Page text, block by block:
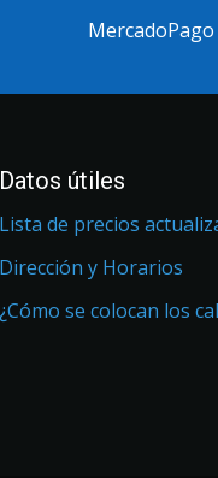
Datos útiles
Lista de precios
Dirección y Horarios
¿Cómo se colocan los